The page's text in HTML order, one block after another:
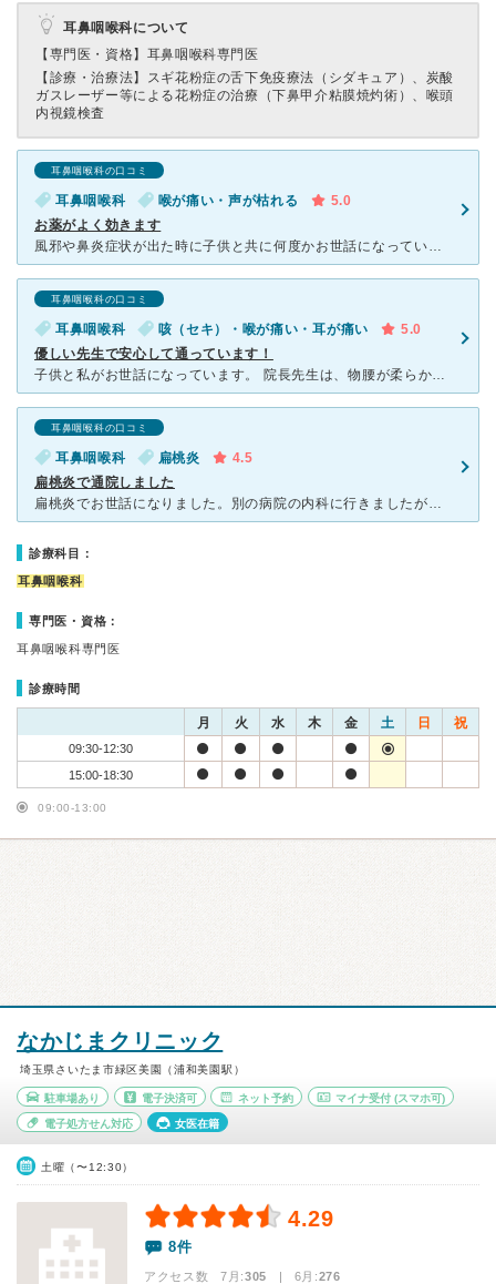
耳鼻咽喉科について
【専門医・資格】 耳鼻咽喉科専門医
【診療・治療法】 スギ花粉症の舌下免疫療法（シダキュア）、炭酸
ガスレーザー等による花粉症の治療（下鼻甲介粘膜焼灼術）、喉頭
内視鏡検査
耳鼻咽喉科の口コミ
耳鼻咽喉科 喉が痛い・声が枯れる
5.0
お薬がよく効きます
風邪や鼻炎症状が出た時に子供と共に何度かお世話になっている耳鼻科です。キッズスペースもあり子供も連れて行きやすい雰囲気はあります。先生は若い男性の先生で、説明が丁寧で子供にも優しいので安心できます。こ
耳鼻咽喉科の口コミ
耳鼻咽喉科 咳（セキ）・喉が痛い・耳が痛い
5.0
優しい先生で安心して通っています！
子供と私がお世話になっています。 院長先生は、物腰が柔らかく、優しいです。 説明も丁寧で、分からないことがあっても質問しやすい雰囲気です。 診察もきちんとしてくれます。 病院は混んでいますが、
耳鼻咽喉科の口コミ
耳鼻咽喉科 扁桃炎
4.5
扁桃炎で通院しました
扁桃炎でお世話になりました。別の病院の内科に行きましたが症状が良くならず逆に悪化してしまい、かみうらさんへ行きました。外は寒い中、診療時間前から多くの方が並んでいましたがスムーズに対応して頂き外で待つ
診療科目：
耳鼻咽喉科
専門医・資格：
耳鼻咽喉科専門医
診療時間
月 火 水 木 金 土 日 祝
09:30-12:30
15:00-18:30
09:00-13:00
なかじまクリニック
埼玉県さいたま市緑区美園（浦和美園駅）
駐車場あり 電子決済可 ネット予約 マイナ受付 (スマホ可)
電子処方せん対応 女医在籍
土曜（〜12:30）
4.29
8件
アクセス数 7月:305 | 6月:276